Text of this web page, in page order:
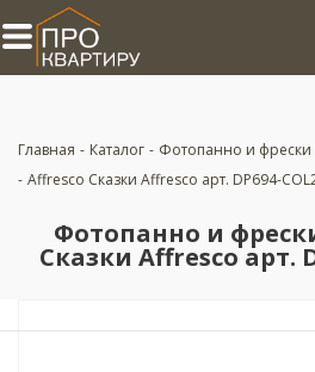
Главная - Каталог - Фотопанно и фрески
- Affresco Сказки Affresco арт. DP694-
Фотопанно и
Сказки Affresco арт.